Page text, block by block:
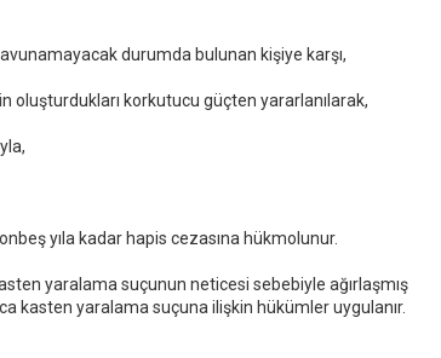
durumda bulunan kişiye karşı,
oluşturdukları korkutucu güçten yararlanılarak,
yıla kadar hapis cezasına hükmolunur.
yaralama suçunun neticesi sebebiyle ağırlaşmış
kasten yaralama suçuna ilişkin hükümler uygulanır.